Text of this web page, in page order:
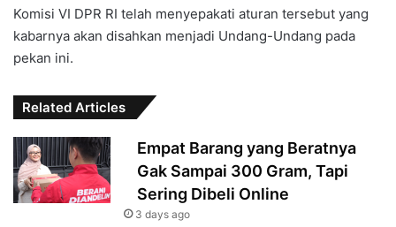
Komisi VI DPR RI telah menyepakati aturan tersebut yang
kabarnya akan disahkan menjadi Undang-Undang pada
pekan ini.
Related Articles
Empat Barang yang Beratnya
Gak Sampai 300 Gram, Tapi
Sering Dibeli Online
3 days ago